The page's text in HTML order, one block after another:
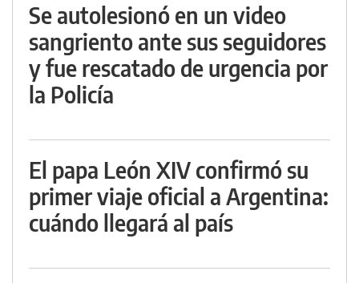
Se autolesionó en un video
sangriento ante sus seguidores
y fue rescatado de urgencia por
la Policía
El papa León XIV confirmó su
primer viaje oficial a Argentina:
cuándo llegará al país